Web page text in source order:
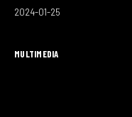
2024-01-25
MULTIMEDIA